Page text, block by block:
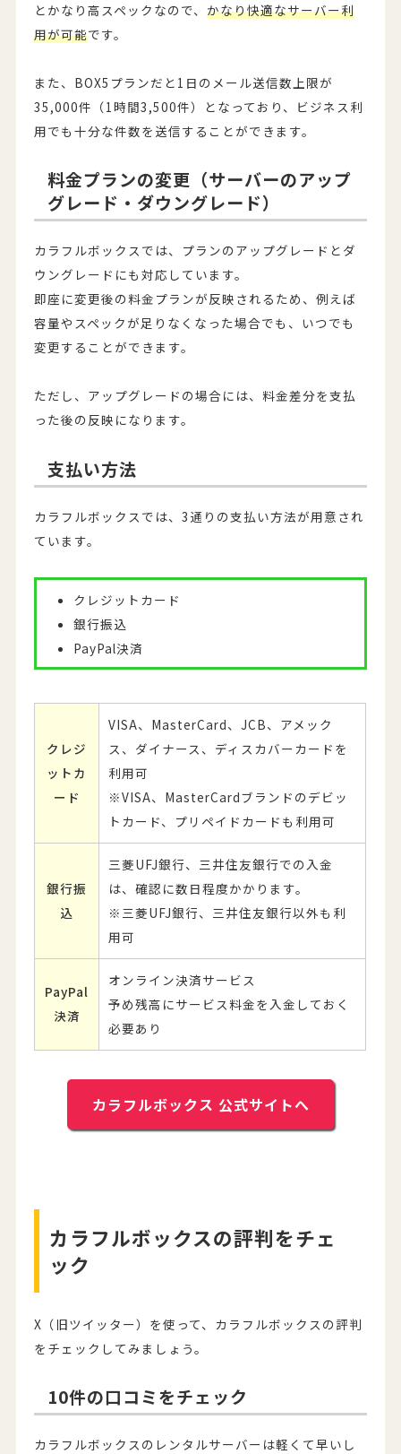
とかなり高スペックなので、かなり快適なサーバー利
用が可能です。
また、BOX5プランだと1日のメール送信数上限が
35,000件（1時間3,500件）となっており、ビジネス利
用でも十分な件数を送信することができます。
料金プランの変更（サーバーのアップ
グレード・ダウングレード）
カラフルボックスでは、プランのアップグレードとダ
ウングレードにも対応しています。
即座に変更後の料金プランが反映されるため、例えば
容量やスペックが足りなくなった場合でも、いつでも
変更することができます。
ただし、アップグレードの場合には、料金差分を支払
った後の反映になります。
支払い方法
カラフルボックスでは、3通りの支払い方法が用意され
ています。
クレジットカード
銀行振込
PayPal決済
クレジ
ットカ
ード
VISA、MasterCard、JCB、アメック
ス、ダイナース、ディスカバーカードを
利用可
※VISA、MasterCardブランドのデビッ
トカード、プリペイドカードも利用可
銀行振
込
三菱UFJ銀行、三井住友銀行での入金
は、確認に数日程度かかります。
※三菱UFJ銀行、三井住友銀行以外も利
用可
PayPal
決済
オンライン決済サービス
予め残高にサービス料金を入金しておく
必要あり
カラフルボックス 公式サイトへ
カラフルボックスの評判をチェ
ック
X（旧ツイッター）を使って、カラフルボックスの評判
をチェックしてみましょう。
10件の口コミをチェック
カラフルボックスのレンタルサーバーは軽くて早いし